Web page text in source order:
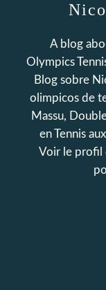
A blog
Olympics
Blog sobre
olimpicos de
Massu,
en Tennis
Voir le profil